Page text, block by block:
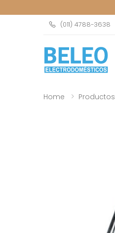
(011) 4788-3638
Home Productos